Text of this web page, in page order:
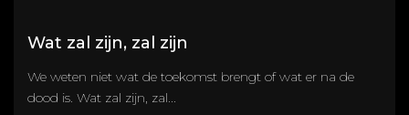
Wat zal zijn, zal zijn
We weten niet wat de toekomst brengt of wat er na de
dood is. Wat zal zijn, zal...